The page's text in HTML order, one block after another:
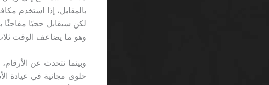
وهو ما يضاعف الوقت